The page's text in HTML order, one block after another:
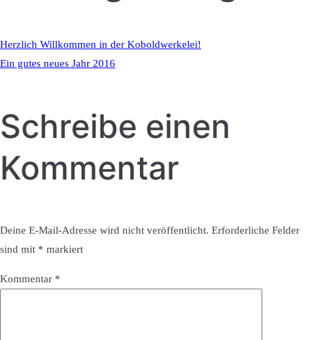
Herzlich Willkommen in der Koboldwerkelei!
Ein gutes neues Jahr 2016
Schreibe einen
Kommentar
Deine E-Mail-Adresse wird nicht veröffentlicht. Erforderliche Felder
sind mit * markiert
Kommentar *